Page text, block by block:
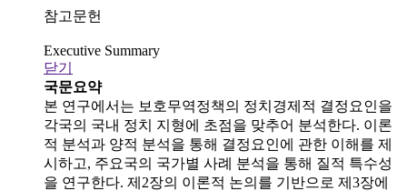
참고문헌
Executive Summary
닫기
국문요약
본 연구에서는 보호무역정책의 정치경제적 결정요인을
각국의 국내 정치 지형에 초점을 맞추어 분석한다. 이론
적 분석과 양적 분석을 통해 결정요인에 관한 이해를 제
시하고, 주요국의 국가별 사례 분석을 통해 질적 특수성
을 연구한다. 제2장의 이론적 논의를 기반으로 제3장에